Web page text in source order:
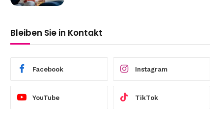
Bleiben Sie in Kontakt
Facebook Instagram
YouTube TikTok